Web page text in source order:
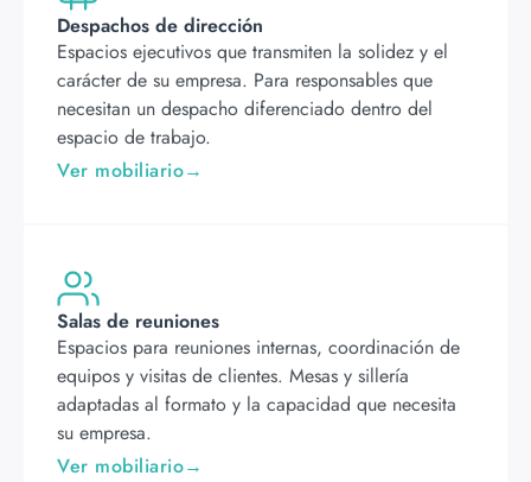
Despachos de dirección
Espacios ejecutivos que transmiten la solidez y el
carácter de su empresa. Para responsables que
necesitan un despacho diferenciado dentro del
espacio de trabajo.
Ver mobiliario
Salas de reuniones
Espacios para reuniones internas, coordinación de
equipos y visitas de clientes. Mesas y sillería
adaptadas al formato y la capacidad que necesita
su empresa.
Ver mobiliario